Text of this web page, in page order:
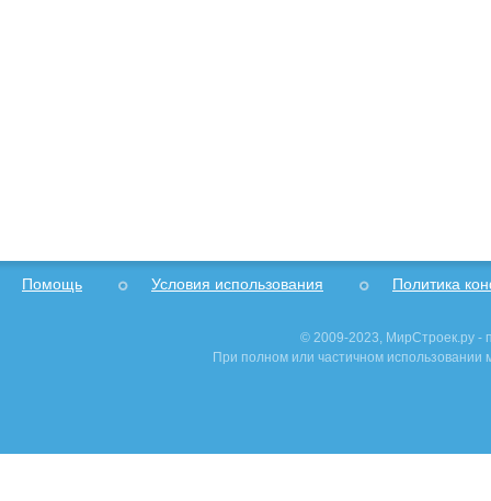
Помощь Условия использования Политика
© 2009-2023, МирСтроек.ру -
При полном или частичном использовании